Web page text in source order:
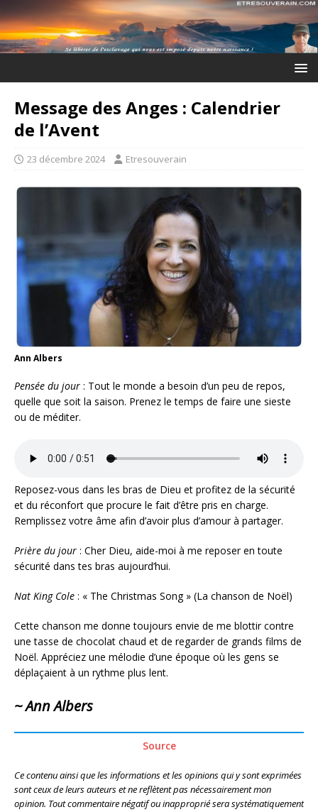
Message des Anges : Calendrier
de l’Avent
23 décembre 2024 Etresouverain
Ann Albers
Pensée du jour : Tout le monde a besoin d’un peu de repos,
quelle que soit la saison. Prenez le temps de faire une sieste
ou de méditer.
Reposez-vous dans les bras de Dieu et profitez de la sécurité
et du réconfort que procure le fait d’être pris en charge.
Remplissez votre âme afin d’avoir plus d’amour à partager.
Prière du jour : Cher Dieu, aide-moi à me reposer en toute
sécurité dans tes bras aujourd’hui.
Nat King Cole : « The Christmas Song » (La chanson de Noël)
Cette chanson me donne toujours envie de me blottir contre
une tasse de chocolat chaud et de regarder de grands films de
Noël. Appréciez une mélodie d’une époque où les gens se
déplaçaient à un rythme plus lent.
~ Ann Albers
Source
Ce contenu ainsi que les informations et les opinions qui y sont exprimées
sont ceux de leurs auteurs et ne reflètent pas nécessairement mon
opinion. Tout commentaire négatif ou inapproprié sera systématiquement